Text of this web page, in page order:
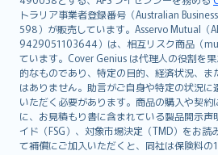
トラリア事業者登録番号（Australian
598）が販売しています。Asservo Mutual（
9429051103644）は、相互リスク商品（
ています。Cover Genius は代理人の役割を
的なものであり、特定の目的、経済状況、
はありません。助言がご自身や特定の状況
いただく必要があります。商品の購入や契
に、お見積もり書に含まれている製品開示声
イド（FSG）、対象市場決定（TMD）をお読
て補償にご加入いただくと、同社は保険料の
한국어
dansk
norsk
suomi
العربيّة
Türkçe
česky